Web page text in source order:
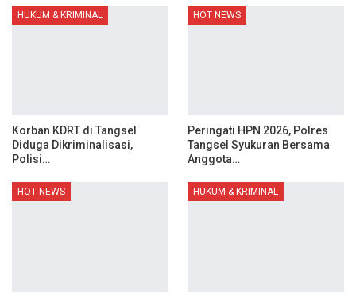
HUKUM & KRIMINAL
Korban KDRT di Tangsel
Diduga Dikriminalisasi,
Polisi…
HOT NEWS
Peringati HPN 2026, Polres
Tangsel Syukuran Bersama
Anggota…
HOT NEWS HUKUM & KRIMINAL